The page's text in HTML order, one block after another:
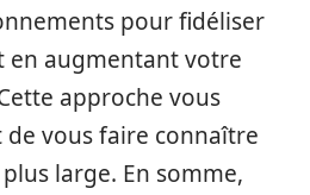
pour fidéliser
en augmentant votre
approche vous
vous faire connaître
large. En somme,